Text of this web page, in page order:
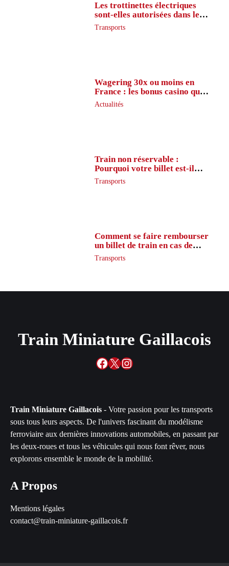
Les trottinettes électriques
sont-elles autorisées dans le
métro ?
Transports
Wagering 30x ou moins en
France : les bonus casino que
peu de joueurs connaissent
vraiment
Actualités
Train non réservable :
Pourquoi votre billet est-il
inaccessible ?
Transports
Comment se faire rembourser
un billet de train en cas de
retard ?
Transports
Train Miniature Gaillacois
Facebook
X Instagram
Train Miniature Gaillacois - Votre passion pour les transports
sous tous leurs aspects. De l'univers fascinant du modélisme
ferroviaire aux dernières innovations automobiles, en passant par
les deux-roues et tous les véhicules qui nous font rêver, nous
explorons ensemble le monde de la mobilité.
A Propos
Mentions légales
contact@train-miniature-gaillacois.fr